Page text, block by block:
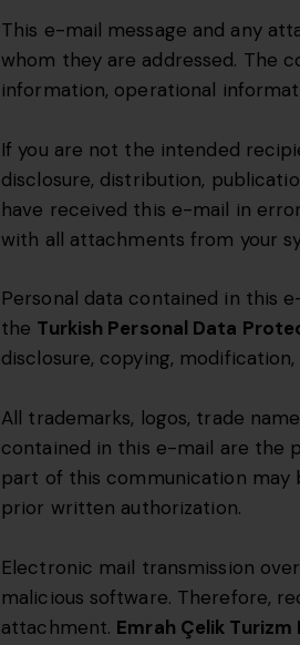
This e-mail message and any
whom they are addressed. The
information, operational
If you are not the intended
disclosure, distribution,
have received this e-mail in
with all attachments from your
Personal data contained in this
the Turkish Personal Data
disclosure, copying,
All trademarks, logos, trade
contained in this e-mail are the
part of this communication may
prior written authorization.
Electronic mail transmission
malicious software. Therefore,
attachment. Emrah Çelik Turizm